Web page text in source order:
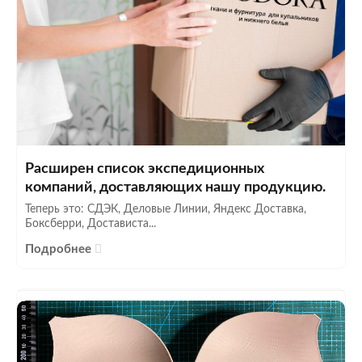
Расширен список экспедиционных
компаний, доставляющих нашу продукцию.
Теперь это: СДЭК, Деловые Линии, Яндекс Доставка,
Боксберри, Достависта...
Подробнее